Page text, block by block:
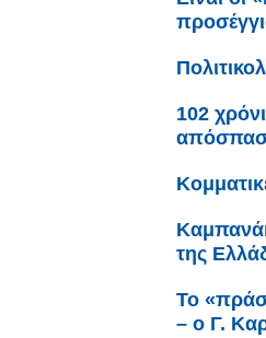
102
της
Το
– ο Γ.